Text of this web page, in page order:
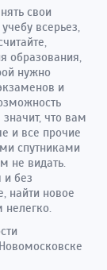
свои
всерьез,
образования,
нужно
и
что вам
и все прочие
спутниками
не видать.
и без
найти новое
нелегко.